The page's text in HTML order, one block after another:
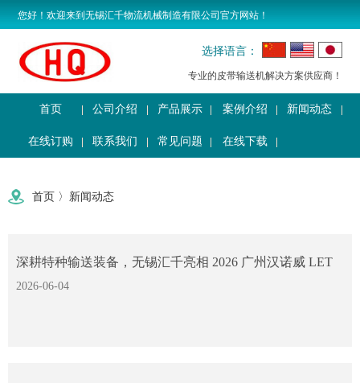
您好！欢迎来到无锡汇千物流机械制造有限公司官方网站！
选择语言：
专业的皮带输送机解决方案供应商！
首页 公司介绍 产品展示 案例介绍 新闻动态
在线订购 联系我们 常见问题 在线下载
首页 〉 新闻动态
深耕特种输送装备，无锡汇千亮相 2026 广州汉诺威 LET
物流装备展
2026-06-04